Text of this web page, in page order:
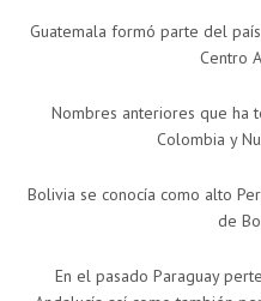
Guatemala formó parte del
Centro
Nombres anteriores que ha
Colombia y
Bolivia se conocía como alto
de
En el pasado Paraguay